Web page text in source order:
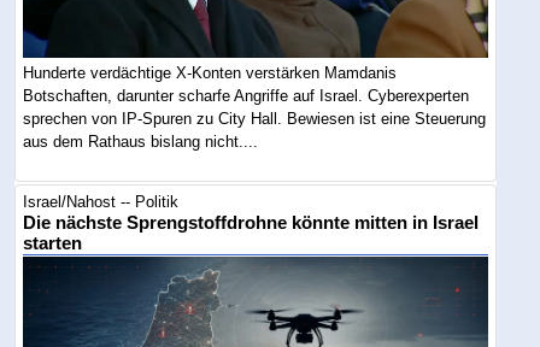
Hunderte verdächtige X-Konten verstärken Mamdanis
Botschaften, darunter scharfe Angriffe auf Israel. Cyberexperten
sprechen von IP-Spuren zu City Hall. Bewiesen ist eine Steuerung
aus dem Rathaus bislang nicht....
Israel/Nahost -- Politik
Die nächste Sprengstoffdrohne könnte mitten in Israel
starten